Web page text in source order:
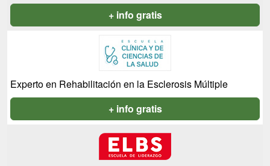
+ info gratis
Experto en Rehabilitación en la Esclerosis Múltiple
+ info gratis